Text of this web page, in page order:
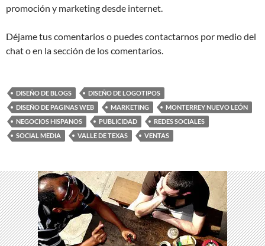
promoción y marketing desde internet.
Déjame tus comentarios o puedes contactarnos por medio del
chat o en la sección de los comentarios.
DISEÑO DE BLOGS
DISEÑO DE LOGOTIPOS
DISEÑO DE PAGINAS WEB
MARKETING
MONTERREY NUEVO LEÓN
NEGOCIOS HISPANOS
PUBLICIDAD
REDES SOCIALES
SOCIAL MEDIA
VALLE DE TEXAS VENTAS